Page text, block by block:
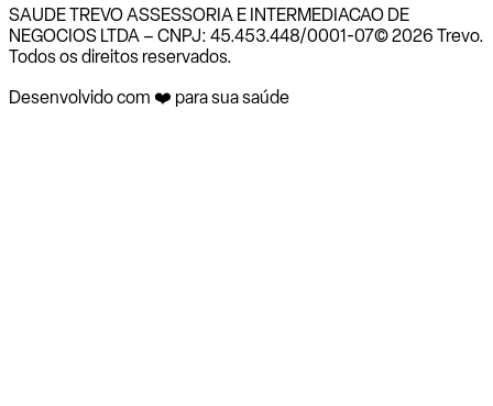
SAUDE TREVO ASSESSORIA E INTERMEDIACAO DE
NEGOCIOS LTDA – CNPJ: 45.453.448/0001-07© 2026 Trevo.
Todos os direitos reservados.
Desenvolvido com ❤️ para sua saúde